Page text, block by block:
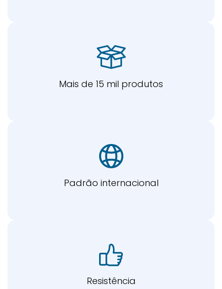
Mais de 15 mil produtos
Padrão internacional
Resistência